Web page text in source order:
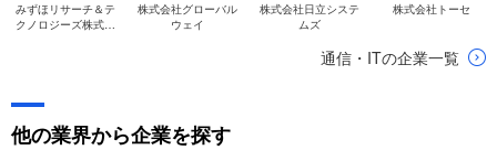
みずほリサーチ＆テ
クノロジーズ株式会
株式会社グローバル
ウェイ
株式会社日立システ
ムズ
株式会社トーセ
通信・ITの企業一覧
他の業界から企業を探す